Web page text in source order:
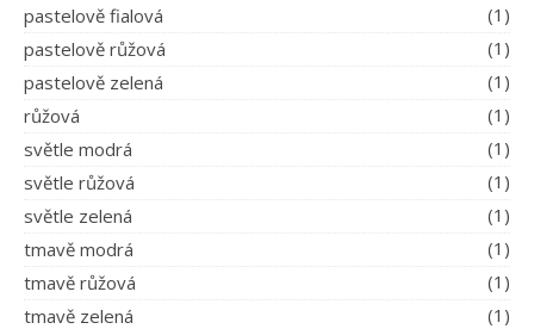
pastelově fialová
(1)
pastelově růžová
(1)
pastelově zelená
(1)
růžová
(1)
světle modrá
(1)
světle růžová
(1)
světle zelená
(1)
tmavě modrá
(1)
tmavě růžová
(1)
tmavě zelená
(1)